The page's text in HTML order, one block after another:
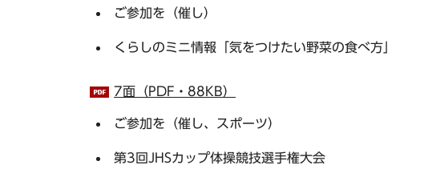
ご参加を（催し）
くらしのミニ情報「気をつけたい野菜の食べ方」
7面（PDF・88KB）
ご参加を（催し、スポーツ）
第3回JHSカップ体操競技選手権大会